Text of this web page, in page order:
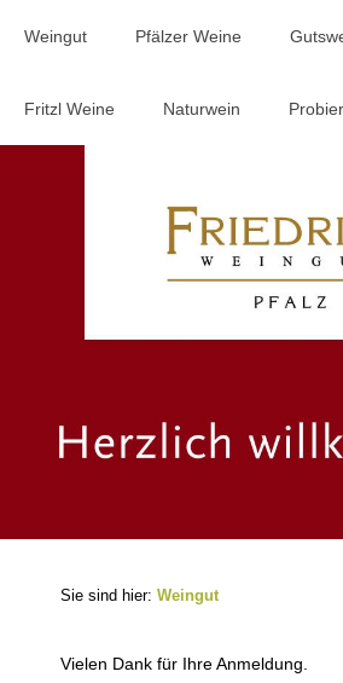
Weingut Pfälzer Weine
Fritzl Weine Naturwein
Sie sind hier: Weingut
Vielen Dank für Ihre Anmeldung.